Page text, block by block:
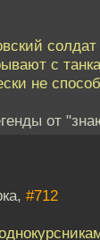
с
не
от
#712